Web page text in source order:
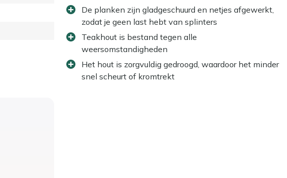
De planken zijn gladgeschuurd en netjes afgewerkt,
zodat je geen last hebt van splinters
Teakhout is bestand tegen alle
weersomstandigheden
Het hout is zorgvuldig gedroogd, waardoor het minder
snel scheurt of kromtrekt